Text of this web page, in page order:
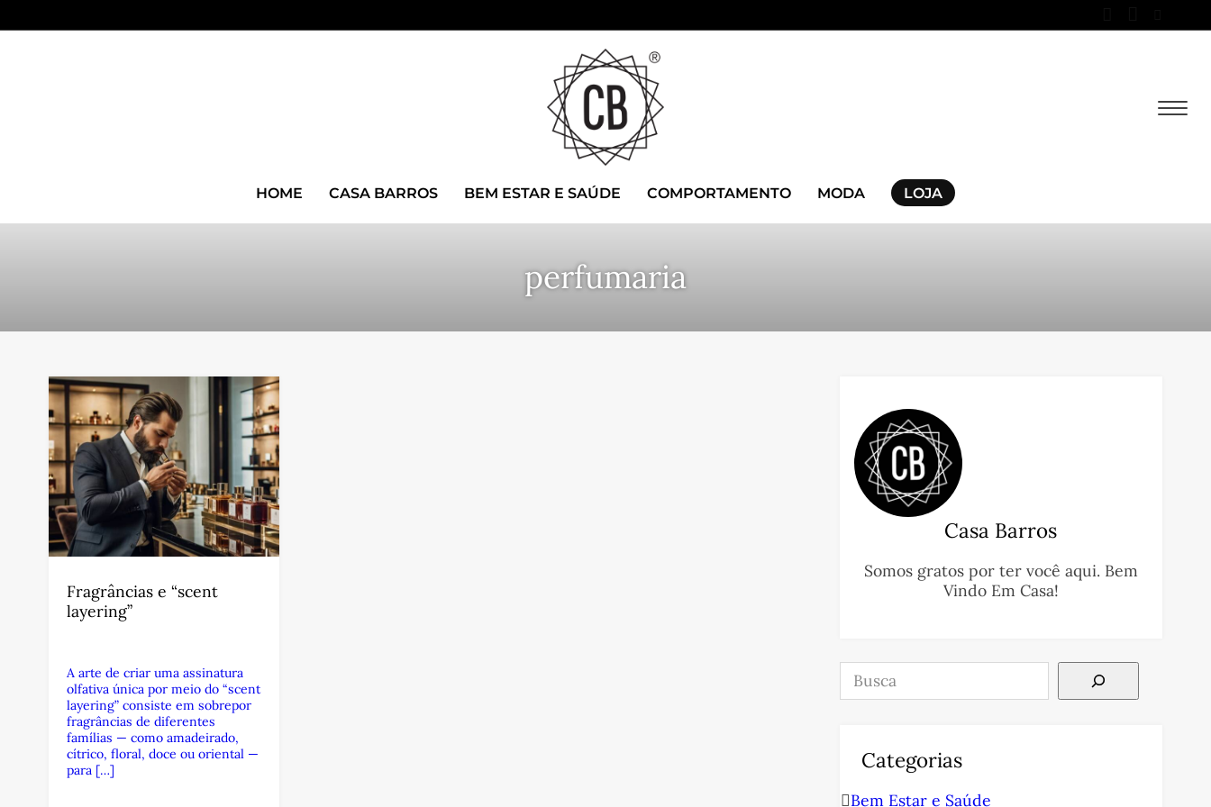
HOME CASA BARROS BEM ESTAR E SAÚDE COMPORTAMENTO MODA LOJA
perfumaria
Fragrâncias e “scent
layering”
A arte de criar uma assinatura
olfativa única por meio do “scent
layering” consiste em sobrepor
fragrâncias de diferentes
famílias — como amadeirado,
cítrico, floral, doce ou oriental —
para […]
Casa Barros
Somos gratos por ter você aqui. Bem
Vindo Em Casa!
Pesquisar
Categorias
Bem Estar e Saúde